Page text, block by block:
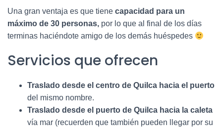
Una gran ventaja es que tiene capacidad para un
máximo de 30 personas, por lo que al final de los días
terminas haciéndote amigo de los demás huéspedes
Servicios que ofrecen
Traslado desde el centro de Quilca hacia el puerto
del mismo nombre.
Traslado desde el puerto de Quilca hacia la caleta
vía mar (recuerden que también pueden llegar por su